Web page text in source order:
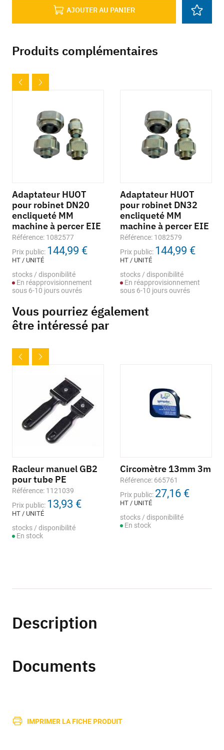
AJOUTER AU PANIER
Produits complémentaires
Adaptateur HUOT
pour robinet DN20
encliqueté MM
machine à percer EIE
Référence: 1082577
Prix public: 144,99 €
HT / UNITÉ
stocks / disponibilité
En réapprovisionnement
sous 6-10 jours ouvrés
Adaptateur HUOT
pour robinet DN32
encliqueté MM
machine à percer EIE
Référence: 1082579
Prix public: 144,99 €
HT / UNITÉ
stocks / disponibilité
En réapprovisionnement
sous 6-10 jours ouvrés
Vous pourriez également
être intéressé par
Racleur manuel GB2
pour tube PE
Référence: 1121039
Prix public: 13,93 €
HT / UNITÉ
stocks / disponibilité
En stock
Circomètre 13mm 3m
Référence: 665761
Prix public: 27,16 €
HT / UNITÉ
stocks / disponibilité
En stock
Description
Documents
IMPRIMER LA FICHE PRODUIT